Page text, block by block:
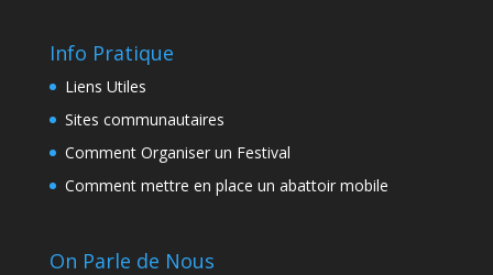
Info Pratique
Liens Utiles
Sites communautaires
Comment Organiser un Festival
Comment mettre en place un abattoir mobile
On Parle de Nous